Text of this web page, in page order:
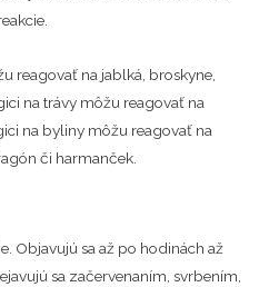
reagovať na jablká, broskyne,
na trávy môžu reagovať na
na byliny môžu reagovať na
či harmanček.
Objavujú sa až po hodinách až
sa začervenaním, svrbením,